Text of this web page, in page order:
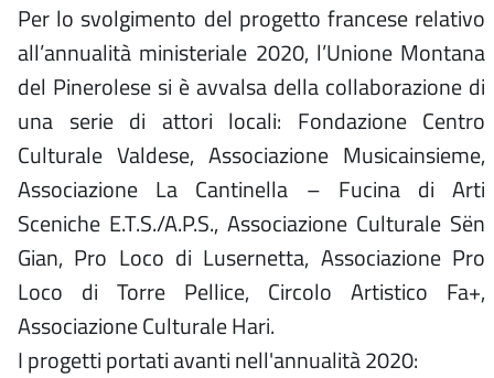
Per lo svolgimento del progetto francese relativo
all’annualità ministeriale 2020, l’Unione Montana
del Pinerolese si è avvalsa della collaborazione di
una serie di attori locali: Fondazione Centro
Culturale Valdese, Associazione Musicainsieme,
Associazione La Cantinella – Fucina di Arti
Sceniche E.T.S./A.P.S., Associazione Culturale Sën
Gian, Pro Loco di Lusernetta, Associazione Pro
Loco di Torre Pellice, Circolo Artistico Fa+,
Associazione Culturale Hari.
I progetti portati avanti nell'annualità 2020: